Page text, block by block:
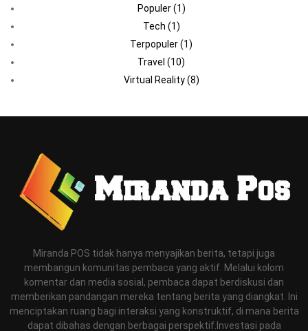
Populer(1)
Tech (1)
Terpopuler(1)
Travel (10)
Virtual Reality(8)
Miranda POS tidak hanya menyajikan berita, tetapi juga
membangun komunitas pembaca yang aktif. Melalui kolom
komentar dan media sosial, pembaca dapat berdiskusi dan
memberikan pandangan mereka tentang berita yang diangkat. Ini
menciptakan ruang bagi interaksi yang konstruktif, di mana berita
dapat dibahas dengan berbagai perspektif.Investasi pada